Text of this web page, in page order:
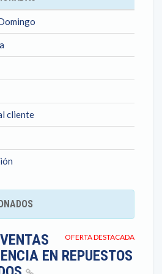
cliente
OFERTA DESTACADA
EN REPUESTOS